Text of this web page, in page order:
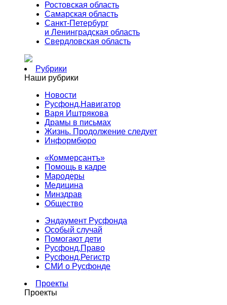
Ростовская область
Самарская область
Санкт-Петербург
и Ленинградская область
Свердловская область
Рубрики
Наши рубрики
Новости
Русфонд.Навигатор
Варя Иштрякова
Драмы в письмах
Жизнь. Продолжение следует
Информбюро
«Коммерсантъ»
Помощь в кадре
Мародеры
Медицина
Минздрав
Общество
Эндаумент Русфонда
Особый случай
Помогают дети
Русфонд.Право
Русфонд.Регистр
СМИ о Русфонде
Проекты
Проекты